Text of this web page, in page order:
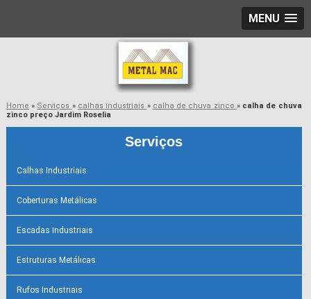
MENU
Home » Serviços » calhas industriais » calha de chuva zinco » calha de chuva
zinco preço Jardim Roselia
Serviços
Calhas Industriais
Coberturas Metálicas
Escadas Industriais
Estruturas Metálicas
Rufos Industriais